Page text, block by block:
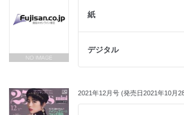
紙
デジタル
2021年12月号 (発売日2021年10月